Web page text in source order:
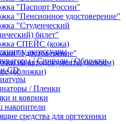
"Паспорт России"
"Пенсионное удостоверение"
"Студенческий
билет"
СПЕЙС (кожа)
"Удостоверение"
на автодокументы (кожзам)
(обложки)
аксессуары
/ Спирали / Обложки
CD
/ Пленки
и коврики
накопители
средства для оргтехники